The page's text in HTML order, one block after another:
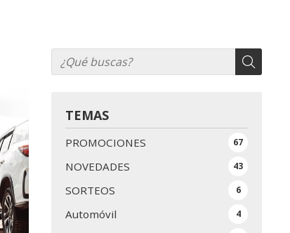
TEMAS
PROMOCIONES 67
NOVEDADES 43
SORTEOS 6
Automóvil 4